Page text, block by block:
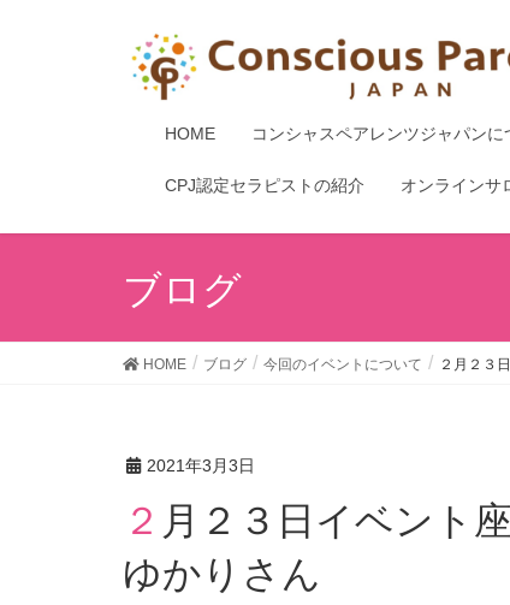
HOME コンシャスペアレンツジャパンに
CPJ認定セラピストの紹介 オンラインサ
ブログ
HOME ブログ 今回のイベントについて ２月２３
2021年3月3日
２月２３日イベント座談会メンバーご紹介 神所
ゆかりさん